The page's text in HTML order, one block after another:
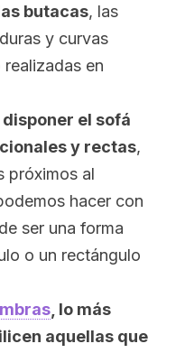
butacas, las
y curvas
en
el sofá
y rectas,
próximos al
hacer con
ser una forma
o un rectángulo
, lo más
aquellas que